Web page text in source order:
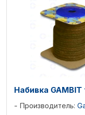
Набивка GAMBIT
Производитель: